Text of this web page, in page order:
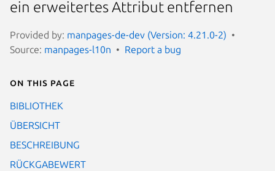
ein erweitertes Attribut entfernen
Provided by: manpages-de-dev (Version: 4.21.0-2)
Source: manpages-l10n Report a bug
On this page
BIBLIOTHEK
ÜBERSICHT
BESCHREIBUNG
RÜCKGABEWERT